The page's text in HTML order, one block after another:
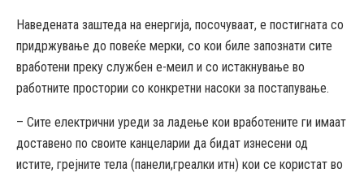
Наведената заштеда на енергија, посочуваат, е постигната со
придржување до повеќе мерки, со кои биле запознати сите
вработени преку службен е-меил и со истакнување во
работните простории со конкретни насоки за постапување.
– Сите електрични уреди за ладење кои вработените ги имаат
доставено по своите канцеларии да бидат изнесени од
истите, грејните тела (панели,греалки итн) кои се користат во